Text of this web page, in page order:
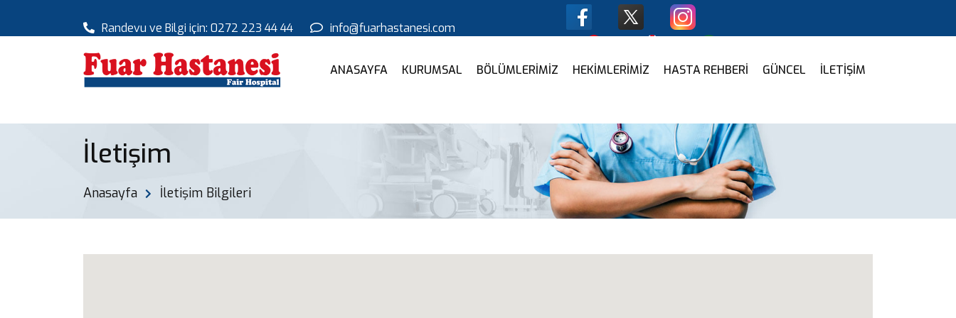
Randevu ve Bilgi için: 0272 223 44 44
info@fuarhastanesi.com
ANASAYFA
KURUMSAL BÖLÜMLERİMİZ HEKİMLERİMİZ HASTA REHBERİ GÜNCEL İLETİŞİM
İletişim
Anasayfa İletişim Bilgileri